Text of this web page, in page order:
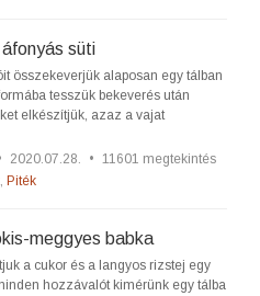
süti
összekeverjük alaposan egy tálban
tesszük bekeverés után
elkészítjük, azaz a vajat
2020.07.28. • 11601 megtekintés
, Piték
meggyes babka
a cukor és a langyos rizstej egy
hozzávalót kimérünk egy tálba